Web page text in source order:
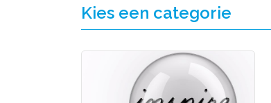
Kies een categorie